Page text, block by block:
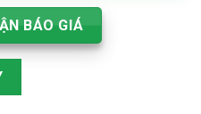
BÁO GIÁ